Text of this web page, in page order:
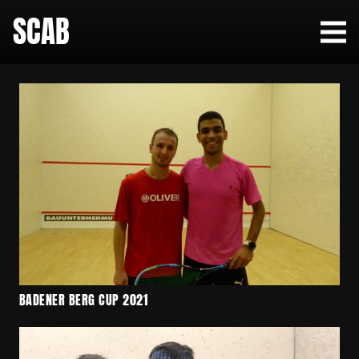
SCAB
BADENER BERG CUP 2021